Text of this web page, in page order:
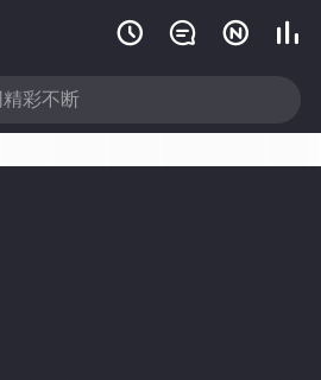
   